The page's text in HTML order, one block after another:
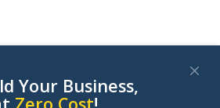
Your Business,